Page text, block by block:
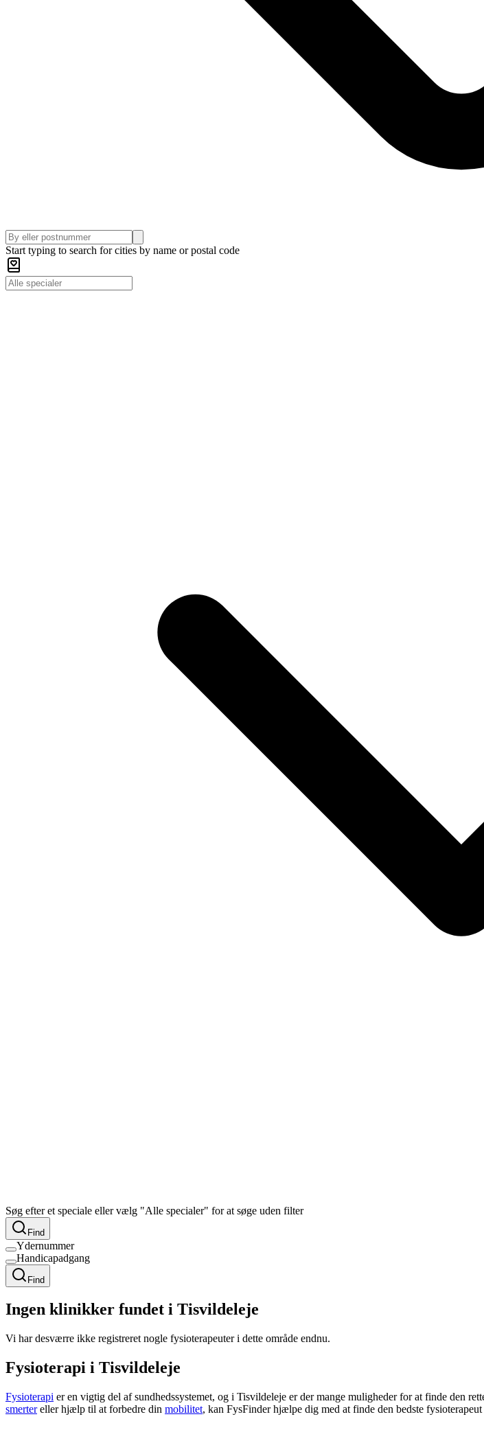
Start typing to search for cities by name or postal code
Søg efter et speciale eller vælg "Alle specialer" for at søge uden filter
Find
Ydernummer
Handicapadgang
Find
Ingen klinikker fundet i Tisvildeleje
Vi har desværre ikke registreret nogle fysioterapeuter i dette område endnu.
Fysioterapi i Tisvildeleje
Fysioterapi er en vigtig del af sundhedssystemet, og i Tisvildeleje er der mange muligheder for at finde den
smertereller hjælp til at forbedre din mobilitet, kan FysFinder hjælpe dig med at finde den bedste fysioterapeut